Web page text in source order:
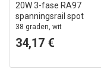
20W 3-fase RA97
spanningsrail spot
38 graden, wit
34,17 €